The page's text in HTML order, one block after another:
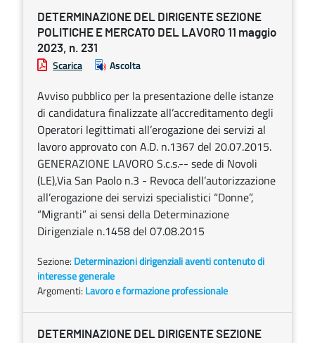
DETERMINAZIONE DEL DIRIGENTE SEZIONE
POLITICHE E MERCATO DEL LAVORO 11 maggio
2023, n. 231
Scarica Ascolta
Avviso pubblico per la presentazione delle istanze
di candidatura finalizzate all’accreditamento degli
Operatori legittimati all’erogazione dei servizi al
lavoro approvato con A.D. n.1367 del 20.07.2015.
GENERAZIONE LAVORO S.c.s.-- sede di Novoli
(LE),Via San Paolo n.3 - Revoca dell’autorizzazione
all’erogazione dei servizi specialistici “Donne”,
“Migranti” ai sensi della Determinazione
Dirigenziale n.1458 del 07.08.2015
Sezione: Determinazioni dirigenziali aventi contenuto di
interesse generale
Argomenti: Lavoro e formazione professionale
DETERMINAZIONE DEL DIRIGENTE SEZIONE